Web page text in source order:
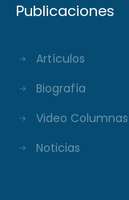
Publicaciones
Artículos
Biografía
Video Columnas
Noticias